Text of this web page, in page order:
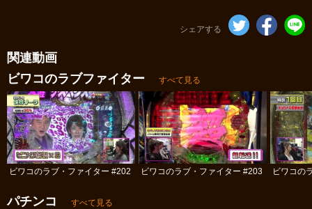
シェアする
関連動画
ビワコのラブファイター
すべて見る
ビワコのラブ・ファイター #202 ビワコのラブ・ファイター #203 ビワコの
パチンコ すべて見る